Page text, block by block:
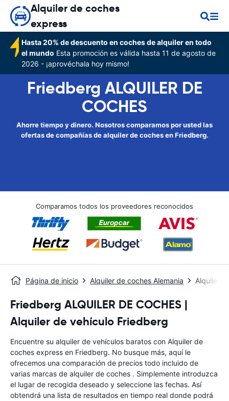
Alquiler de coches
express
Hasta 20% de descuento en coches de alquiler en todo
el mundo Esta promoción es válida hasta 11 de agosto de
2026 - ¡aprovéchala hoy mismo!
Friedberg ALQUILER DE
COCHES
Ahorre tiempo y dinero. Nosotros comparamos por usted las
ofertas de compañías de alquiler de coches en Friedberg.
Comparamos todos los proveedores reconocidos
Página de inicio Alquiler de coches Alemania Alquiler
Friedberg ALQUILER DE COCHES |
Alquiler de vehículo Friedberg
Encuentre su alquiler de vehículos baratos con Alquiler de
coches express en Friedberg. No busque más, aquí le
ofrecemos una comparación de precios todo incluido de
varias marcas de alquiler de coches . Simplemente introduzca
el lugar de recogida deseado y seleccione las fechas. Así
obtendrá una lista de resultados en tiempo real donde podrá